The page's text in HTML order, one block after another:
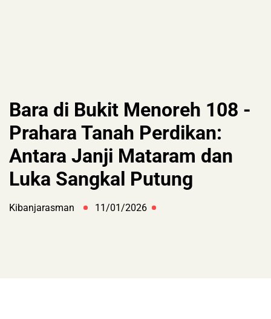
Bara di Bukit Menoreh 108 -
Prahara Tanah Perdikan:
Antara Janji Mataram dan
Luka Sangkal Putung
Kibanjarasman 11/01/2026